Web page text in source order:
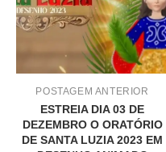
POSTAGEM ANTERIOR
ESTREIA DIA 03 DE
DEZEMBRO O ORATÓRIO
DE SANTA LUZIA 2023 EM